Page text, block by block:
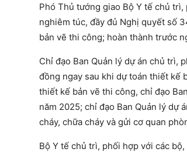
Phó Thủ tướng giao Bộ Y tế chủ
nghiêm túc, đầy đủ Nghị quyết số
bản vẽ thi công; hoàn thành trước
Chỉ đạo Ban Quản lý dự án chủ trì,
đồng ngay sau khi dự toán thiết kế
thiết kế bản vẽ thi công, chỉ đạo
năm 2025; chỉ đạo Ban Quản lý dự
cháy, chữa cháy và gửi cơ quan
Bộ Y tế chủ trì, phối hợp với các